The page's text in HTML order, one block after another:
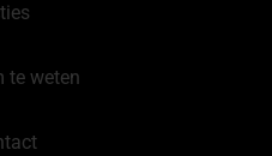
te weten